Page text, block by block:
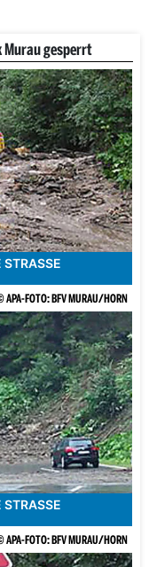
Murau gesperrt
U
APA-FOTO: BFV MURAU/HORN
U
APA-FOTO: BFV MURAU/HORN